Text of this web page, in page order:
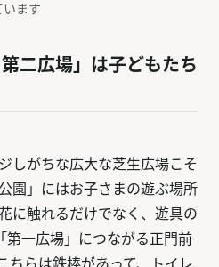
ます
二広場」は子どもたち
しがちな広大な芝生広場こそ
園」にはお子さまの遊ぶ場所
に触れるだけでなく、遊具の
第一広場」につながる正門前